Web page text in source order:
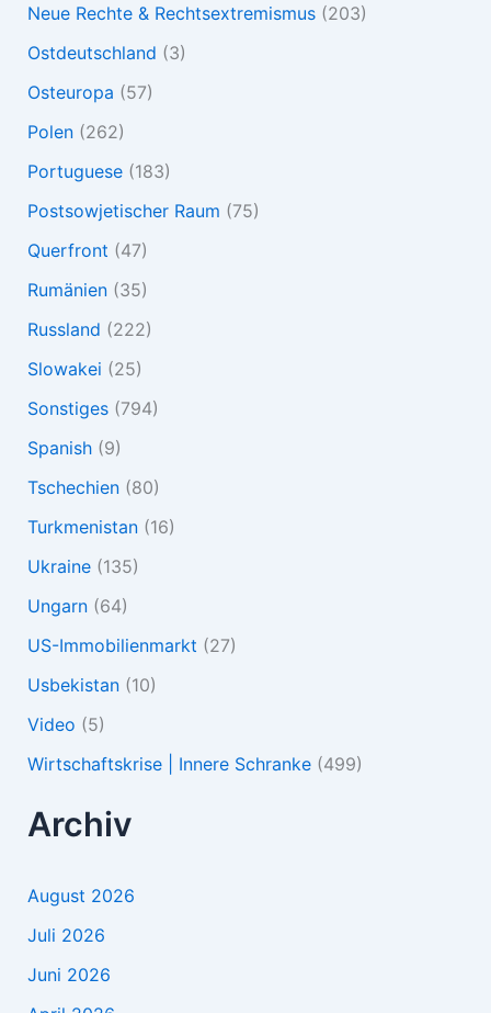
Neue Rechte & Rechtsextremismus(203)
Ostdeutschland (3)
Osteuropa (57)
Polen(262)
Portuguese(183)
Postsowjetischer Raum (75)
Querfront (47)
Rumänien(35)
Russland (222)
Slowakei (25)
Sonstiges(794)
Spanish(9)
Tschechien(80)
Turkmenistan(16)
Ukraine(135)
Ungarn(64)
US-Immobilienmarkt (27)
Usbekistan(10)
Video (5)
Wirtschaftskrise | Innere Schranke(499)
Archiv
August 2026
Juli 2026
Juni 2026